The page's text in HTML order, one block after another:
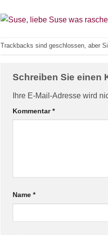
Trackbacks sind geschlossen, aber
Schreiben Sie einen
Ihre E-Mail-Adresse wird
Kommentar*
Name *